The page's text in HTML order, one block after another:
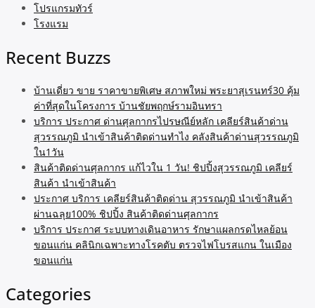
โปรแกรมทัวร์
โรงแรม
Recent Buzzs
บ้านเดี่ยว ขาย ราคาขายพิเศษ สภาพใหม่ พระยาสุเรนทร์30 คุ้ม
ค่าที่สุดในโครงการ บ้านชัยพฤกษ์รามอินทรา
บริการ ประกาศ ด่านศุลกากรไปรษณีย์หลัก เคลียร์สินค้าด่าน
สุวรรณภูมิ นำเข้าสินค้าติดด่านทำไง คลังสินค้าด่านสุวรรณภูมิ
ใน1วัน
สินค้าติดด่านศุลกากร แก้ไวใน 1 วัน! ชิปปิ้งสุวรรณภูมิ เคลียร์
สินค้า นำเข้าสินค้า
ประกาศ บริการ เคลียร์สินค้าติดด่าน สุวรรณภูมิ นำเข้าสินค้า
ผ่านฉลุย100% ชิปปิ้ง สินค้าติดด่านศุลกากร
บริการ ประกาศ ระบบทางเดินอาหาร รักษาแผลกรดไหลย้อน
ขอนแก่น คลินิกเฉพาะทางโรคตับ ตรวจไฟโบรสแกน ในเมือง
ขอนแก่น
Categories